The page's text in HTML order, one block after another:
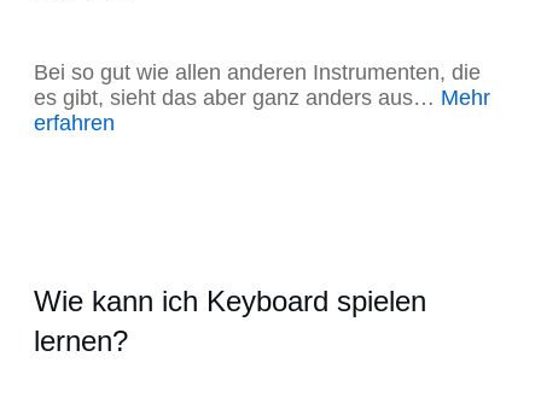
Bei so gut wie allen anderen Instrumenten, die
es gibt, sieht das aber ganz anders aus… Mehr
erfahren
Wie kann ich Keyboard spielen
lernen?